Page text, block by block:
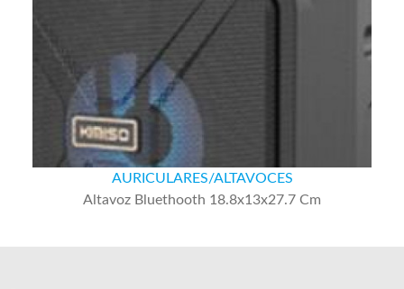
AURICULARES/ALTAVOCES
Altavoz Bluethooth 18.8x13x27.7 Cm